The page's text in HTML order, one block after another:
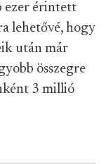
ezer érintett
lehetővé, hogy
után már
összegre
3 millió